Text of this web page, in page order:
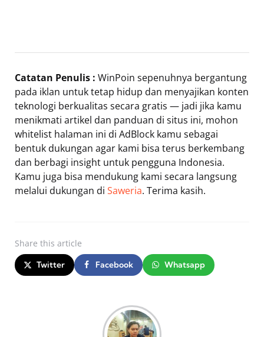
Catatan Penulis : WinPoin sepenuhnya bergantung
pada iklan untuk tetap hidup dan menyajikan konten
teknologi berkualitas secara gratis — jadi jika kamu
menikmati artikel dan panduan di situs ini, mohon
whitelist halaman ini di AdBlock kamu sebagai
bentuk dukungan agar kami bisa terus berkembang
dan berbagi insight untuk pengguna Indonesia.
Kamu juga bisa mendukung kami secara langsung
melalui dukungan di Saweria. Terima kasih.
Share this article
Twitter Facebook Whatsapp